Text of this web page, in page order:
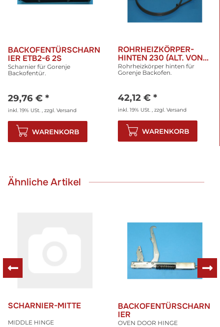
BACKOFENTÜRSCHARN
IER ETB2-6 2S
Scharnier für Gorenje
Backofentür.
29,76 € *
inkl. 19% USt. , zzgl. Versand
WARENKORB
ROHRHEIZKÖRPER-
HINTEN 230 (ALT. VON
258967)
Rohrheizkörper hinten für
Gorenje Backofen.
42,12 € *
inkl. 19% USt. , zzgl. Versand
WARENKORB
Ähnliche Artikel
SCHARNIER-MITTE
MIDDLE HINGE
BACKOFENTÜRSCHARN
IER
OVEN DOOR HINGE